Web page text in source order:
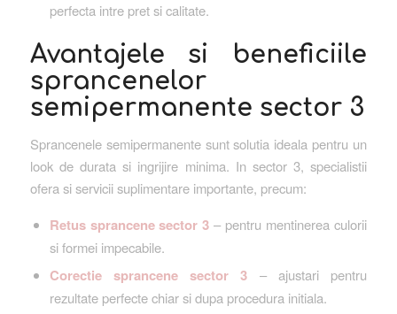
perfecta intre pret si calitate.
Avantajele si beneficiile
sprancenelor
semipermanente sector 3
Sprancenele semipermanente sunt solutia ideala pentru un
look de durata si ingrijire minima. In sector 3, specialistii
ofera si servicii suplimentare importante, precum:
Retus sprancene sector 3 – pentru mentinerea culorii
si formei impecabile.
Corectie sprancene sector 3 – ajustari pentru
rezultate perfecte chiar si dupa procedura initiala.